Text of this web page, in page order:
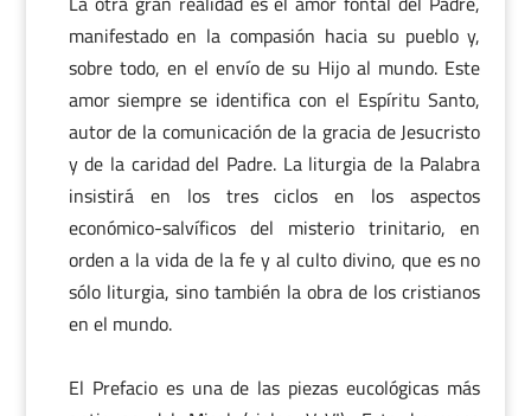
manifestado en la compasión hacia su pueblo y,
sobre todo, en el envío de su Hijo al mundo. Este
amor siempre se identifica con el Espíritu Santo,
autor de la comunicación de la gracia de Jesucristo
y de la caridad del Padre. La liturgia de la Palabra
insistirá en los tres ciclos en los aspectos
económico-salvíficos del misterio trinitario, en
orden a la vida de la fe y al culto divino, que es no
sólo liturgia, sino también la obra de los cristianos
en el mundo.
El Prefacio es una de las piezas eucológicas más